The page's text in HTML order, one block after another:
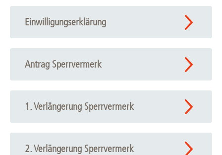
Einwilligungserklärung
Antrag Sperrvermerk
1. Verlängerung Sperrvermerk
2. Verlängerung Sperrvermerk